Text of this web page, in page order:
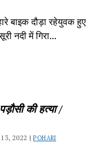
बाइक दौड़ा रहेयुवक हुए
नदी में गिरा...
की हत्या /
13, 2022 | POHARI